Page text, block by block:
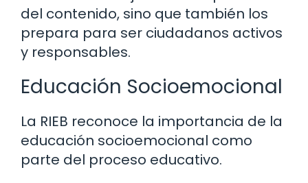
del contenido, sino que también los
prepara para ser ciudadanos activos
y responsables.
Educación Socioemocional
La RIEB reconoce la importancia de la
educación socioemocional como
parte del proceso educativo.